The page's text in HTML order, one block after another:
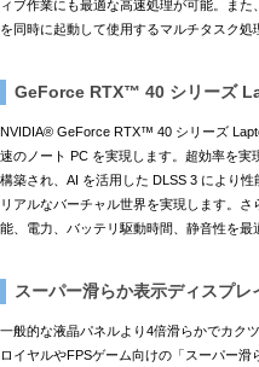
ィブ作業にも最適な高速処理が可能。ま
を同時に起動して使用するマルチタスク処
GeForce RTX™ 40 シリーズ
NVIDIA® GeForce RTX™ 40 シリーズ
速のノート PC を実現します。超効率を実
構築され、AI を活用した DLSS 3 により
リアルなバーチャル世界を実現します。
能、電力、バッテリ駆動時間、静音性を最
スーパー滑らか表示ディスプ
一般的な液晶パネルより4倍滑らかでカク
ロイヤルやFPSゲーム向けの「スーパー滑